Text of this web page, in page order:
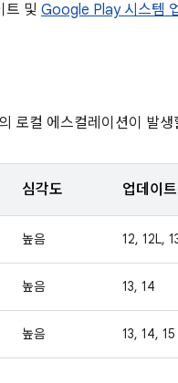
트 및 Google Play 시스템
로컬 에스컬레이션이 발생
심각도 업데이
높음 12, 12L,
높음 13, 14
높음 13, 14, 15